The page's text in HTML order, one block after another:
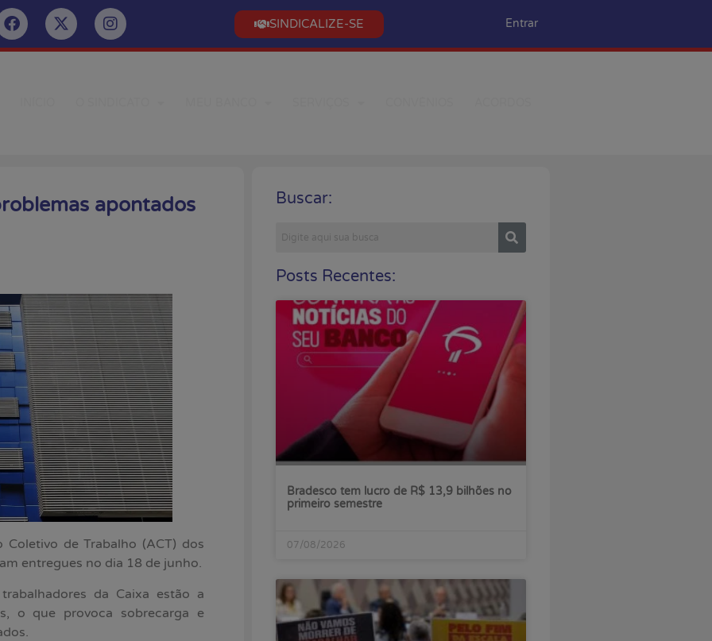
SINDICALIZE-SE Entrar
apontados
de Trabalho (ACT) dos
entregues no dia 18 de junho.
da Caixa estão a
o que provoca sobrecarga e
Buscar:
Posts Recentes:
Bradesco tem lucro de R$ 13,9 bilhões no
primeiro semestre
07/08/2026